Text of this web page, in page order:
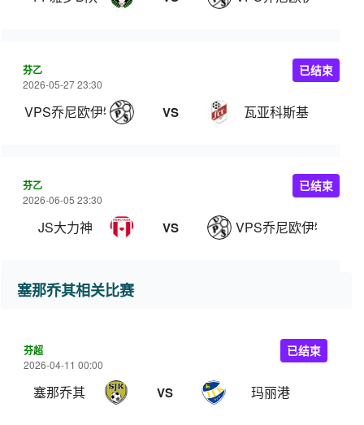
芬乙
2026-05-27 23:30
VPS乔尼欧伊特 VS 瓦亚科斯基
已结束
芬乙
2026-06-05 23:30
JS大力神 VS VPS乔尼欧伊特
已结束
塞那乔其相关比赛
芬超
2026-04-11 00:00
塞那乔其 VS 玛丽港
已结束